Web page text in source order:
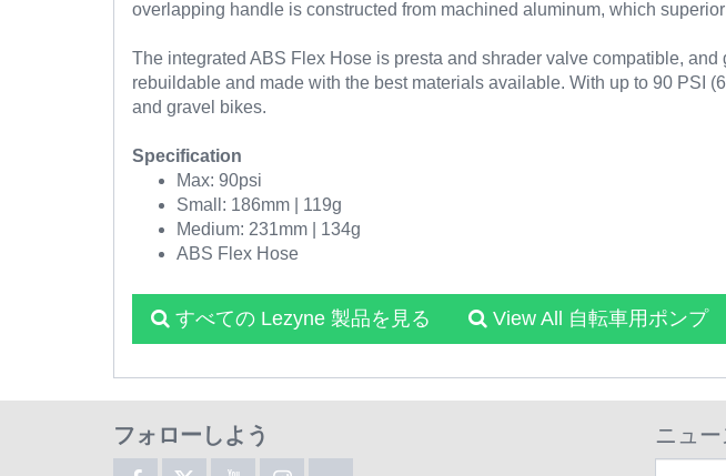
overlapping handle is constructed from machined aluminum, which
The integrated ABS Flex Hose is presta and shrader valve compatible,
rebuildable and made with the best materials available. With up to 90 PSI
and gravel bikes.
Specification
Max: 90psi
Small: 186mm | 119g
Medium: 231mm | 134g
ABS Flex Hose
すべての Lezyne 製品を見る View All 自転車用ポンプ
フォローしよう ニュ